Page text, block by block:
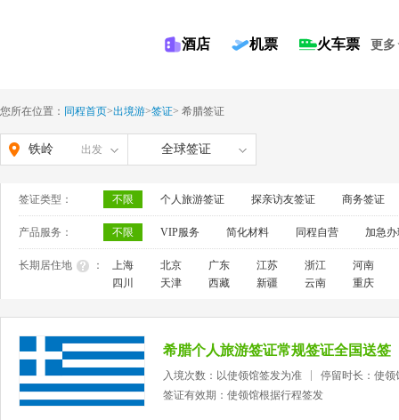
酒店 机票 火车票 更多
您所在位置： 同程首页>出境游>签证> 希腊签证
铁岭 出发 全球签证
签证类型： 不限 个人旅游签证 探亲访友签证 商务签证
产品服务： 不限 VIP服务 简化材料 同程自营 加急
长期居住地 ： 上海 北京 广东 江苏 浙江
河南
四川
天津 西藏 新疆 云南 重庆
希腊个人旅游签证常规签证全国送签
入境次数：以使领馆签发为准
停留时长：使领
签证有效期：使领馆根据行程签发